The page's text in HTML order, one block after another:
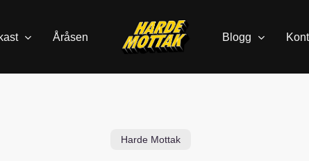
Åråsen Blogg
Harde Mottak